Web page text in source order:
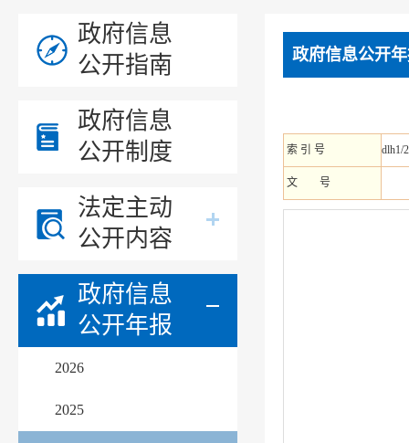
政府信息
公开指南
政府信息
公开制度
法定主动
公开内容
政府信息
公开年报
2026
2025
政府信息公开
索 引 号 dlh1/
文 号